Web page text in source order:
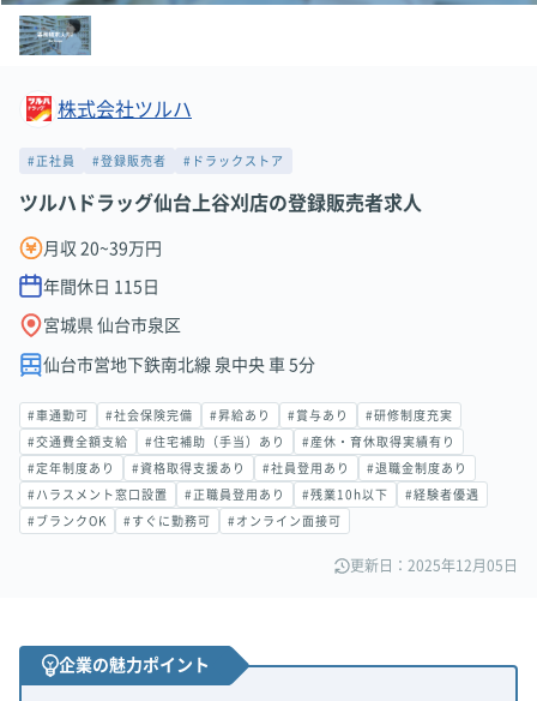
株式会社ツルハ
#正社員 #登録販売者 #ドラックストア
ツルハドラッグ仙台上谷刈店の登録販売者求人
月収 20~39万円
年間休日 115 日
宮城県 仙台市泉区
仙台市営地下鉄南北線 泉中央 車 5分
#車通勤可 #社会保険完備 #昇給あり #賞与あり #研修制度充実
#交通費全額支給 #住宅補助（手当）あり #産休・育休取得実績有り
#定年制度あり #資格取得支援あり #社員登用あり #退職金制度あり
#ハラスメント窓口設置 #正職員登用あり #残業10h以下 #経験者優遇
#ブランクOK #すぐに勤務可 #オンライン面接可
更新日：2025年12月05日
企業の魅力ポイント